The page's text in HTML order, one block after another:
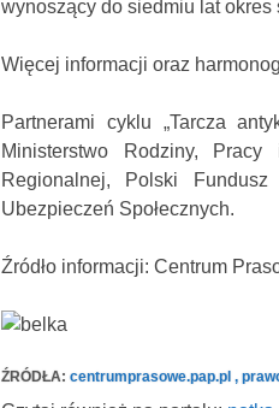
wynoszący do siedmiu lat okres
Więcej informacji oraz
Partnerami cyklu „Tarcza
Ministerstwo Rodziny,
Regionalnej, Polski
Ubezpieczeń Społecznych.
Źródło informacji: Centrum
ŹRÓDŁA: centrumprasowe.pap.pl ,